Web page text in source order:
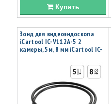
Купить
Зонд для видеоэндоскопа
iCartool IC-V112A-5 2
камеры, 5м, 8 мм iCartool IC-